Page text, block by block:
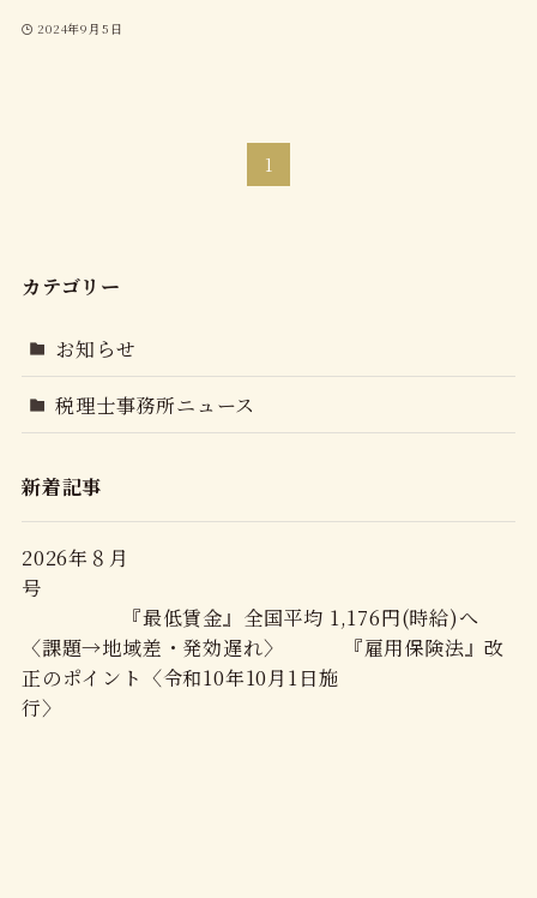
2024年9月5日
1
カテゴリー
お知らせ
税理士事務所ニュース
新着記事
2026年８月
号
『最低賃金』全国平均 1,176円(時給)へ
〈課題→地域差・発効遅れ〉 『雇用保険法』改
正のポイント〈令和10年10月1日施
行〉